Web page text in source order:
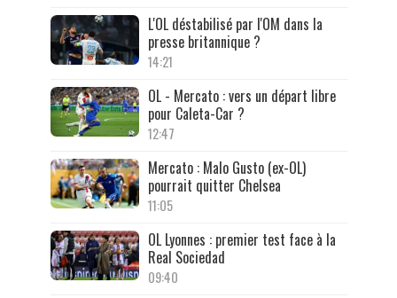
L'OL déstabilisé par l'OM dans la
presse britannique ?
14:21
OL - Mercato : vers un départ libre
pour Caleta-Car ?
12:47
Mercato : Malo Gusto (ex-OL)
pourrait quitter Chelsea
11:05
OL Lyonnes : premier test face à la
Real Sociedad
09:40